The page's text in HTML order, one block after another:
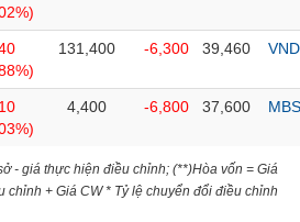
131,400 -6,300 39,460 VND
4,400 -6,800 37,600 MBS
- giá thực hiện điều chỉnh; (**)Hòa vốn = Giá
chỉnh + Giá CW * Tỷ lệ chuyển đổi điều chỉnh